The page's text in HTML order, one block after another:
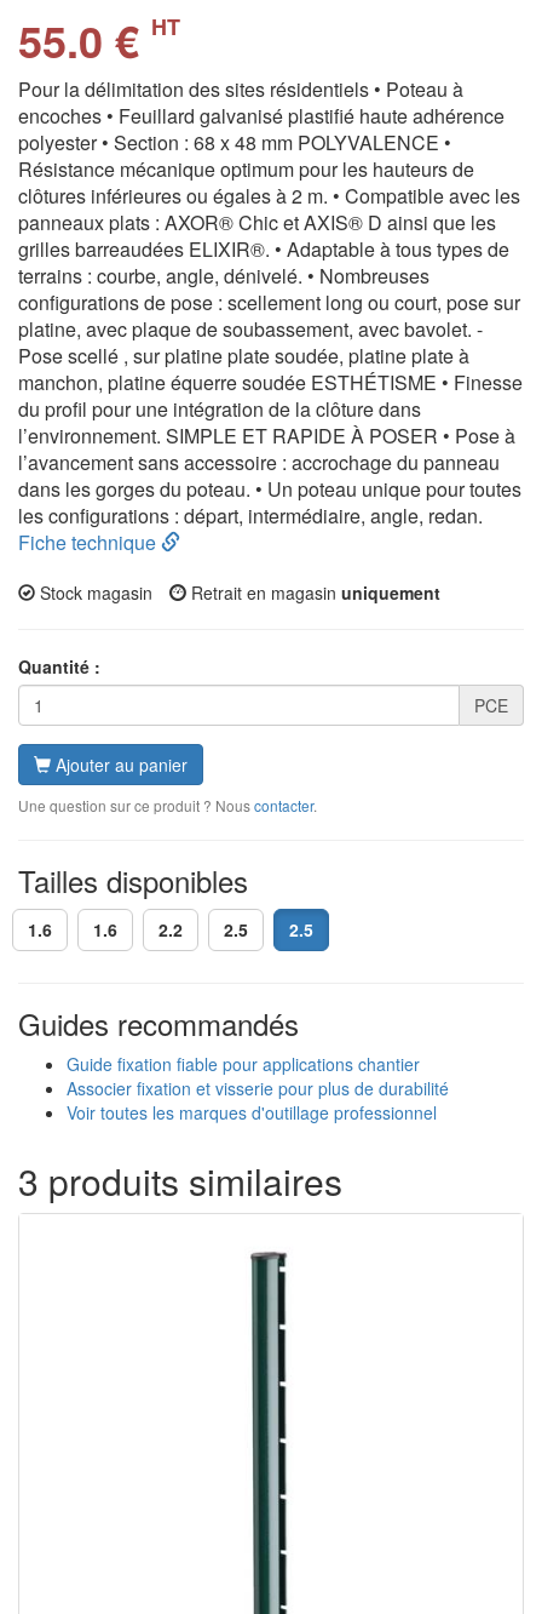
55.0 € HT
Pour la délimitation des sites résidentiels • Poteau à
encoches • Feuillard galvanisé plastifié haute adhérence
polyester • Section : 68 x 48 mm POLYVALENCE •
Résistance mécanique optimum pour les hauteurs de
clôtures inférieures ou égales à 2 m. • Compatible avec les
panneaux plats : AXOR® Chic et AXIS® D ainsi que les
grilles barreaudées ELIXIR®. • Adaptable à tous types de
terrains : courbe, angle, dénivelé. • Nombreuses
configurations de pose : scellement long ou court, pose sur
platine, avec plaque de soubassement, avec bavolet. -
Pose scellé , sur platine plate soudée, platine plate à
manchon, platine équerre soudée ESTHÉTISME • Finesse
du profil pour une intégration de la clôture dans
l’environnement. SIMPLE ET RAPIDE À POSER • Pose à
l’avancement sans accessoire : accrochage du panneau
dans les gorges du poteau. • Un poteau unique pour toutes
les configurations : départ, intermédiaire, angle, redan.
Fiche technique
Stock magasin Retrait en magasin uniquement
Quantité :
PCE
Ajouter au panier
Une question sur ce produit ? Nouscontacter.
Tailles disponibles
1.6 1.6 2.2 2.5 2.5
Guides recommandés
Guide fixation fiable pour applications chantier
Associer fixation et visserie pour plus de durabilité
Voir toutes les marques d'outillage professionnel
3 produits similaires